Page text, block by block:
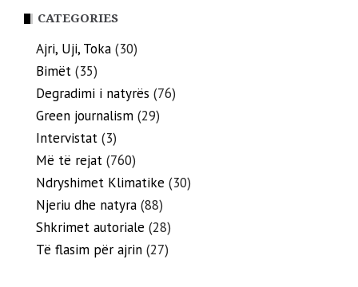
CATEGORIES
Ajri, Uji, Toka (30)
Bimët (35)
Degradimi i natyrës (76)
Green journalism (29)
Intervistat (3)
Më të rejat (760)
Ndryshimet Klimatike (30)
Njeriu dhe natyra (88)
Shkrimet autoriale (28)
Të flasim për ajrin (27)